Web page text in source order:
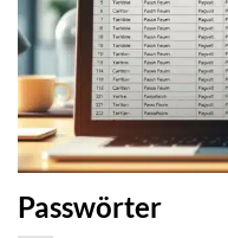
Passwörter